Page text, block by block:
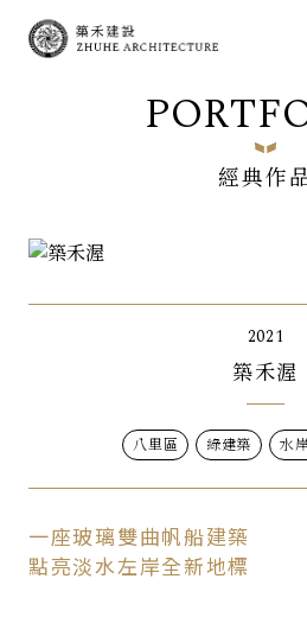
經典作
2021
築禾渥
八里區 綠建築 水
一座玻璃雙曲帆船建築
點亮淡水左岸全新地標